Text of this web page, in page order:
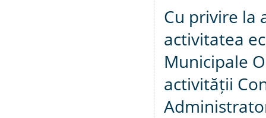
Cu privire la
activitatea
Municipale
activității